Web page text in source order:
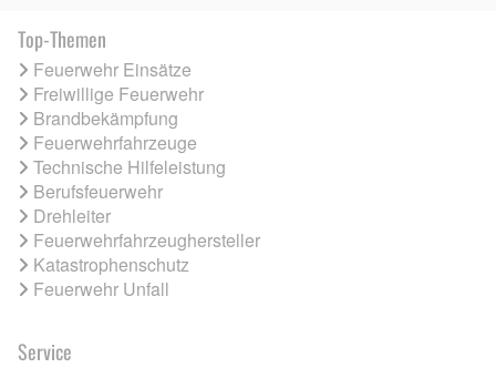
Top-Themen
Feuerwehr Einsätze
Freiwillige Feuerwehr
Brandbekämpfung
Feuerwehrfahrzeuge
Technische Hilfeleistung
Berufsfeuerwehr
Drehleiter
Feuerwehrfahrzeughersteller
Katastrophenschutz
Feuerwehr Unfall
Service